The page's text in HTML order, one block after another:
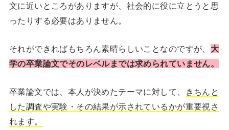
文に近いところがありますが、社会的に役に立とうと思
ったりする必要はありません。
それができればもちろん素晴らしいことなのですが、 大
学の卒業論文でそのレベルまでは求められていません。
卒業論文では、本人が決めたテーマに対して、
きちんと
した調査や実験・その結果が示されているかが重要視さ
れます。